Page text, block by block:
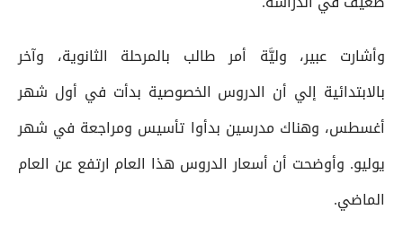
وأشارت عبير، وليَّة أمر طالب بالمرحلة الثانوية، وآخر
بالابتدائية إلي أن الدروس الخصوصية بدأت في أول شهر
أغسطس، وهناك مدرسين بدأوا تأسيس ومراجعة في شهر
يوليو. وأوضحت أن أسعار الدروس هذا العام ارتفع عن العام
الماضي.